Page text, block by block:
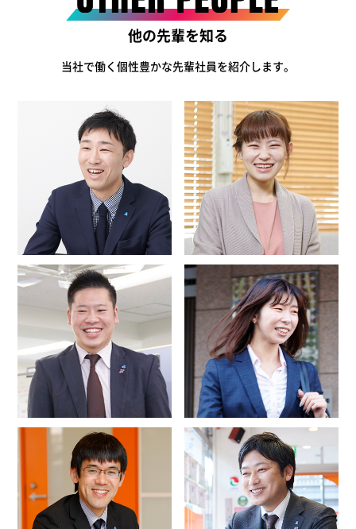
他の先輩を知る
当社で働く個性豊かな先輩社員を紹介します。